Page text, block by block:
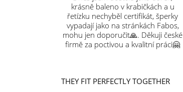
krásně baleno v krabičkách a u
řetízku nechyběl certifikát, šperky
vypadají jako na stránkách Fabos,
mohu jen doporučit🙏. Děkuji české
firmě za poctivou a kvalitní práci🤗
THEY FIT PERFECTLY TOGETHER